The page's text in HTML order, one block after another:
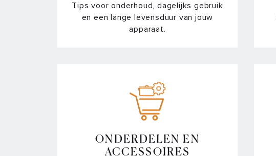
Tips voor onderhoud, dagelijks gebruik
en een lange levensduur van jouw
apparaat.
ONDERDELEN EN
ACCESSOIRES